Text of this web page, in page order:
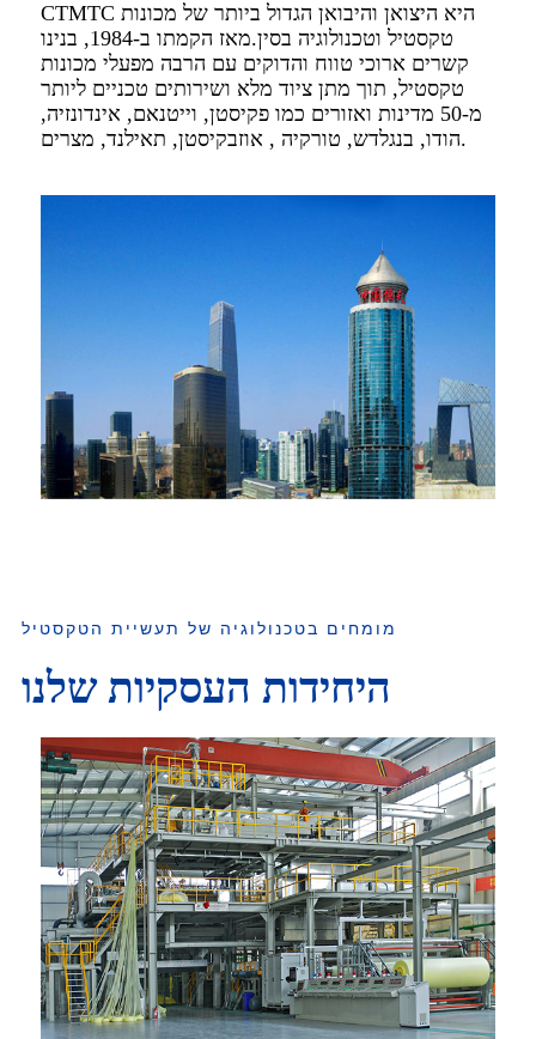
CTMTC היא היצואן והיבואן הגדול ביותר של מכונות
טקסטיל וטכנולוגיה בסין.מאז הקמתו ב-1984, בנינו
קשרים ארוכי טווח והדוקים עם הרבה מפעלי מכונות
טקסטיל, תוך מתן ציוד מלא ושירותים טכניים ליותר
מ-50 מדינות ואזורים כמו פקיסטן, וייטנאם, אינדונזיה,
הודו, בנגלדש, טורקיה , אוזבקיסטן, תאילנד, מצרים.
מומחים בטכנולוגיה של תעשיית הטקסטיל
היחידות העסקיות שלנו